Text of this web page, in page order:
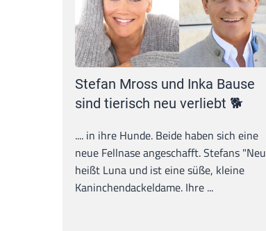
Stefan Mross und Inka Bause
sind tierisch neu verliebt 🐕
.... in ihre Hunde. Beide haben sich eine
neue Fellnase angeschafft. Stefans
heißt Luna und ist eine süße, kleine
Kaninchendackeldame. Ihre ...